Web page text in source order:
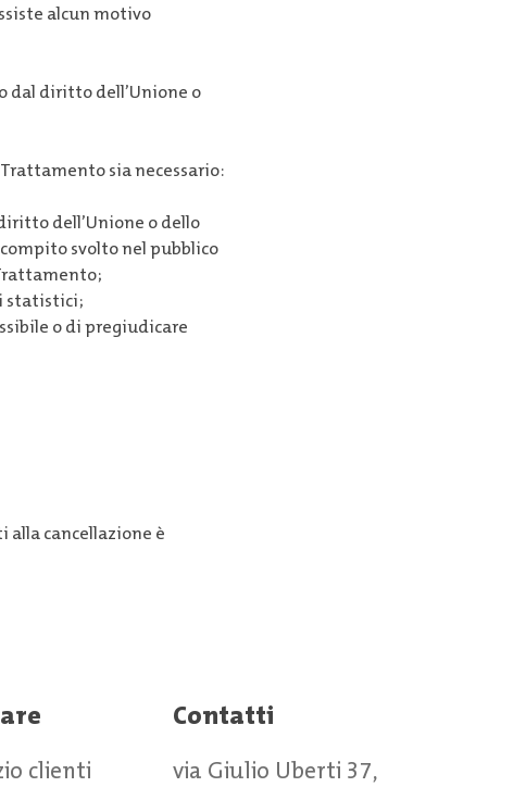
alcun motivo
dal diritto dell’Unione o
sia necessario:
dell’Unione o dello
svolto nel pubblico
statistici;
o di pregiudicare
cancellazione è
clienti
Contatti
via Giulio Uberti 37,